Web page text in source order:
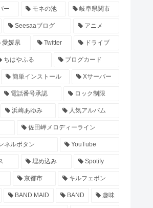
ー モネの池 岐阜県関市
Seesaaブログ アニメ
愛媛県 Twitter ドライブ
ちはやふる ブログカード
簡単インストール Xサーバー
電話番号承認 ロック制限
浜崎あゆみ 人気アルバム
佐田岬メロディーライン
ネルボタン YouTube
埋め込み Spotify
京都市 キルフェボン
BAND MAID BAND 趣味